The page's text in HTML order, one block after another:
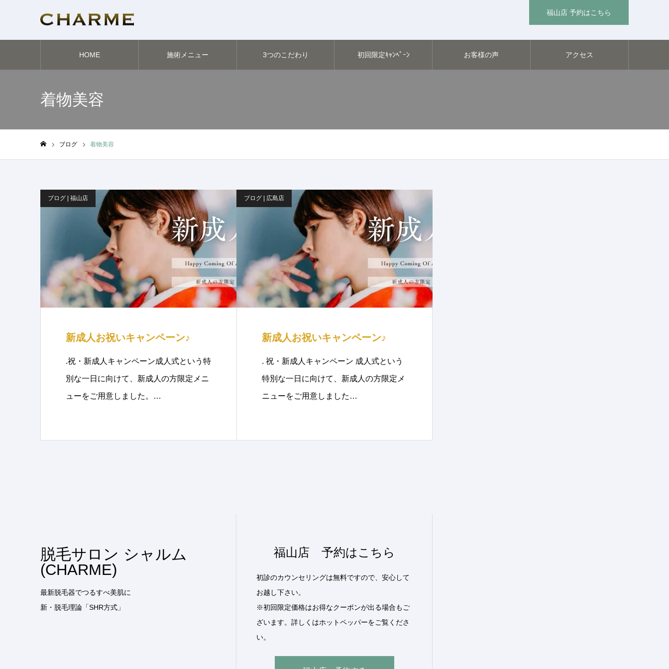
福山店 予約はこちら
HOME 施術メニュー 3つのこだわり 初回限定ｷｬﾝﾍﾟｰﾝ お客様の声 アクセス
着物美容
ブログ 着物美容
ブログ | 福山店
新成人お祝いキャンペーン♪
.祝・新成人キャンペーン成人式という特
別な一日に向けて、新成人の方限定メニ
ューをご用意しました。…
ブログ | 広島店
新成人お祝いキャンペーン♪
. 祝・新成人キャンペーン 成人式という
特別な一日に向けて、新成人の方限定メ
ニューをご用意しました…
脱毛サロン シャルム
(CHARME)
最新脱毛器でつるすべ美肌に
新・脱毛理論「SHR方式」
福山店 予約はこちら
初診のカウンセリングは無料ですので、安心して
お越し下さい。
※初回限定価格はお得なクーポンが出る場合もご
ざいます。詳しくはホットペッパーをご覧くださ
い。